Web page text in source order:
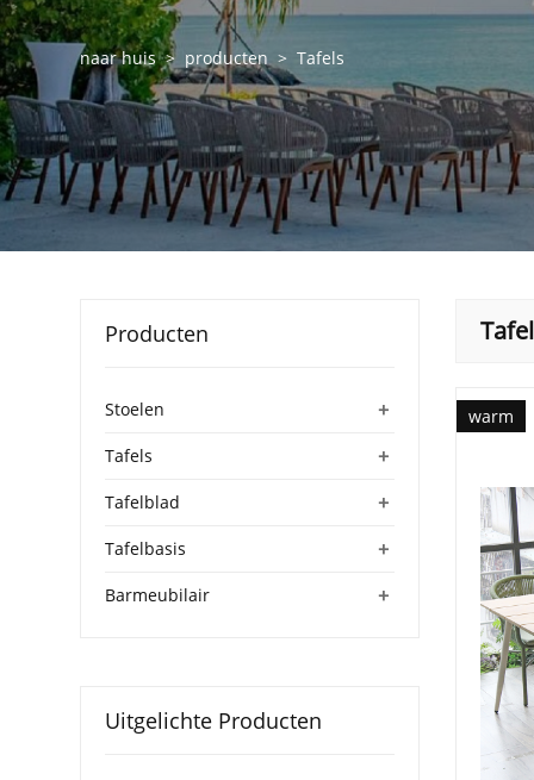
naar huis > producten > Tafels
warm
Producten
+
Stoelen
+
Tafels
+
Tafelblad
+
Tafelbasis
+
Barmeubilair
Uitgelichte Producten